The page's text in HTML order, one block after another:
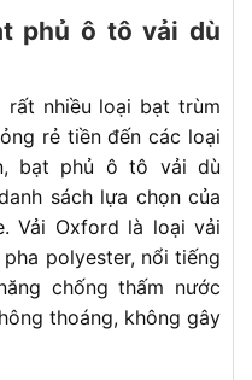
phủ ô tô vải dù
nhiều loại bạt trùm
rẻ tiền đến các loại
bạt phủ ô tô vải dù
sách lựa chọn của
Vải Oxford là loại vải
polyester, nổi tiếng
chống thấm nước
thoáng, không gây